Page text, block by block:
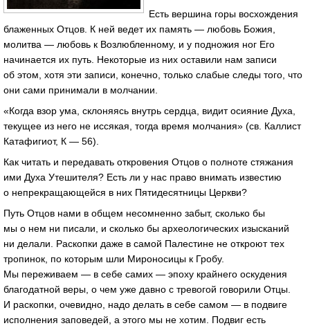
Есть вершина горы восхождения
блаженных Отцов. К ней ведет их память — любовь Божия,
молитва — любовь к Возлюбленному, и у подножия ног Его
начинается их путь. Некоторые из них оставили нам записи
об этом, хотя эти записи, конечно, только слабые следы того, что
они сами принимали в молчании.
«Когда взор ума, склоняясь внутрь сердца, видит осияние Духа,
текущее из него не иссякая, тогда время молчания» (св. Каллист
Катафигиот, К — 56).
Как читать и передавать откровения Отцов о полноте стяжания
ими Духа Утешителя? Есть ли у нас право внимать известию
о непрекращающейся в них Пятидесятницы Церкви?
Путь Отцов нами в общем несомненно забыт, сколько бы
мы о нем ни писали, и сколько бы археологических изысканий
ни делали. Раскопки даже в самой Палестине не откроют тех
тропинок, по которым шли Мироносицы к Гробу.
Мы переживаем — в себе самих — эпоху крайнего оскудения
благодатной веры, о чем уже давно с тревогой говорили Отцы.
И раскопки, очевидно, надо делать в себе самом — в подвиге
исполнения заповедей, а этого мы не хотим. Подвиг есть